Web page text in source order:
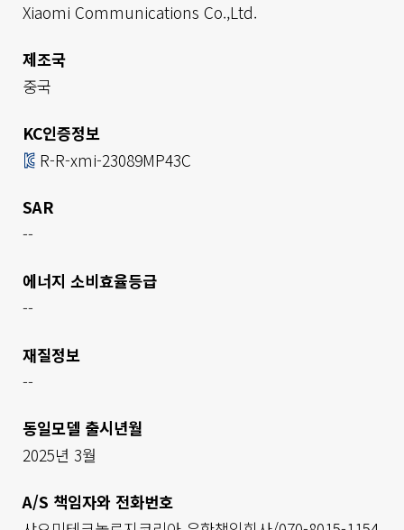
Xiaomi Communications Co.,Ltd.
제조국
중국
KC인증정보
R-R-xmi-23089MP43C
SAR
--
에너지 소비효율등급
--
재질정보
--
동일모델 출시년월
2025년 3월
A/S 책임자와 전화번호